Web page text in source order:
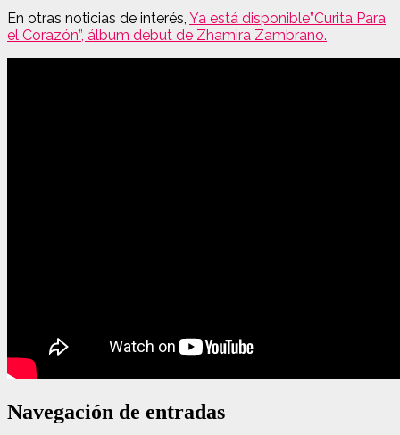
En otras noticias de interés, Ya está disponible”Curita Para
el Corazón”, álbum debut de Zhamira Zambrano.
Navegación de entradas